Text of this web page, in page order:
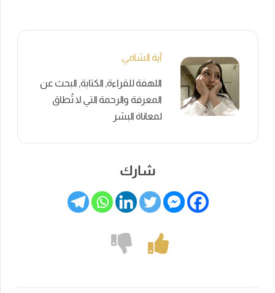
آية الشامي
اللهفة للقراءة, الكتابة, البحث عن
المعرفة والرحمة التي لا تُطاق
لمعاناة البشر
شارك